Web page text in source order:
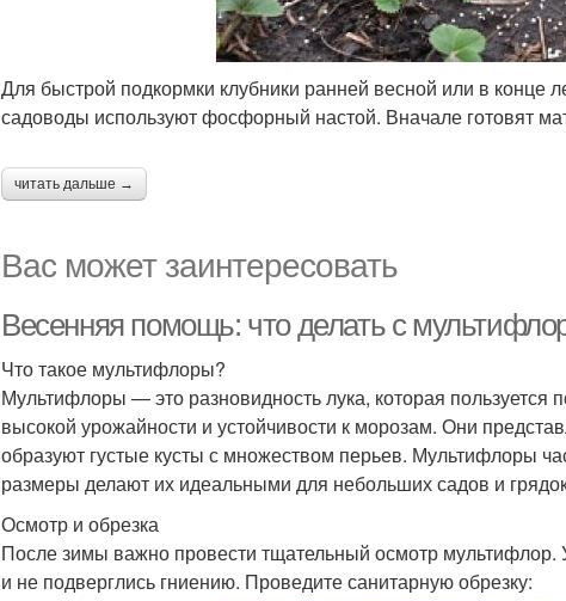
Для быстрой подкормки клубники ранней весной или в конце
садоводы используют фосфорный настой. Вначале готовят
читать дальше →
Вас может заинтересовать
Весенняя помощь: что делать с
Что такое мультифлоры?
Мультифлоры — это разновидность лука, которая пользуется
высокой урожайности и устойчивости к морозам. Они
образуют густые кусты с множеством перьев. Мультифлоры
размеры делают их идеальными для небольших садов и
Осмотр и обрезка
После зимы важно провести тщательный осмотр мультифлор.
и не подверглись гниению. Проведите санитарную обрезку: